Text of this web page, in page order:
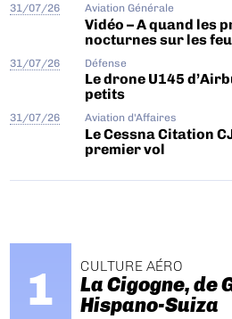
31/07/26 Aviation Générale
Vidéo – A quand les
nocturnes sur les
31/07/26 Défense
Le drone U145
petits
31/07/26 Aviation d'Affaires
Le Cessna Citation
premier vol
CULTURE AÉRO
La Cigogne, de
Hispano-Suiza